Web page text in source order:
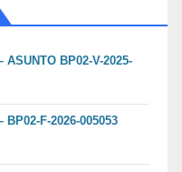
ASUNTO BP02-V-2025-
BP02-F-2026-005053